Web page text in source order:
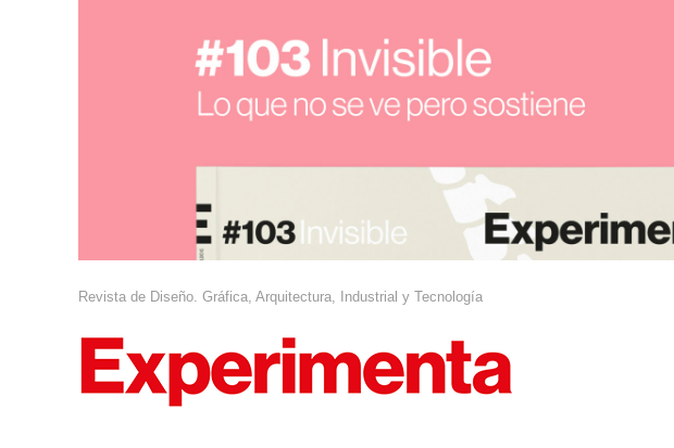
Revista de Diseño. Gráfica, Arquitectura, Industrial y Tecnología